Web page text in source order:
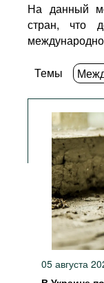
На данный
стран, что
Темы
05 августа